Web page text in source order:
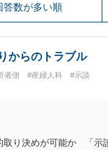
答数が多い順
からのトラブル
者側 #産婦人科 #示談
取り決めが可能か 「示